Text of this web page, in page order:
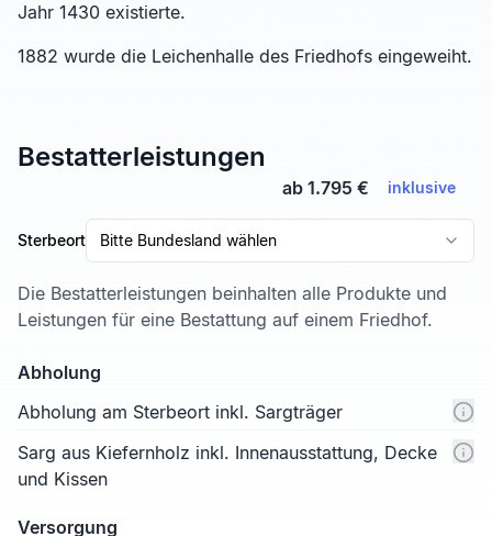
Jahr 1430 existierte.
1882 wurde die Leichenhalle des Friedhofs eingeweiht.
Bestatterleistungen
ab 1.795 € inklusive
Sterbeort Bitte Bundesland wählen
Die Bestatterleistungen beinhalten alle Produkte und
Leistungen für eine Bestattung auf einem Friedhof.
Abholung
Abholung am Sterbeort inkl. Sargträger
Sarg aus Kiefernholz inkl. Innenausstattung, Decke
und Kissen
Versorgung